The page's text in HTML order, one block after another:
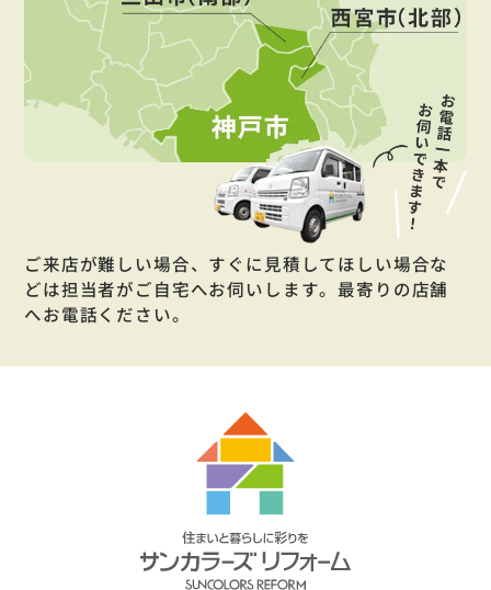
ご来店が難しい場合、すぐに見積してほしい場合な
どは担当者がご自宅へお伺いします。最寄りの店舗
へお電話ください。